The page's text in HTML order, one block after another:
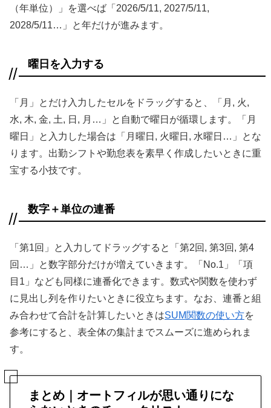
（年単位）」を選べば「2026/5/11, 2027/5/11,
2028/5/11…」と年だけが進みます。
曜日を入力する
「月」とだけ入力したセルをドラッグすると、「月, 火,
水, 木, 金, 土, 日, 月…」と自動で曜日が循環します。「月
曜日」と入力した場合は「月曜日, 火曜日, 水曜日…」とな
ります。出勤シフトや勤怠表を素早く作成したいときに重
宝する小技です。
数字＋単位の連番
「第1回」と入力してドラッグすると「第2回, 第3回, 第4
回…」と数字部分だけが増えていきます。「No.1」「項
目1」なども同様に連番化できます。数式や関数を使わず
に見出し列を作りたいときに役立ちます。なお、連番と組
み合わせて合計を計算したいときはSUM関数の使い方を
参考にすると、表全体の集計までスムーズに進められま
す。
まとめ｜オートフィルが思い通りにな